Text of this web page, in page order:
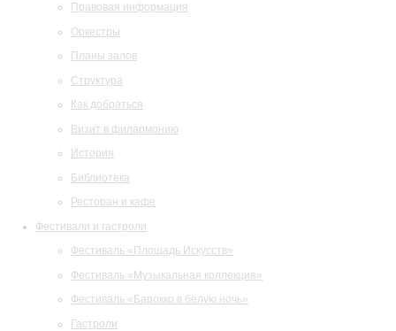
Правовая информация
Оркестры
Планы залов
Структура
Как добраться
Визит в филармонию
История
Библиотека
Ресторан и кафе
Фестивали и гастроли
Фестиваль «Площадь Искусств»
Фестиваль «Музыкальная коллекция»
Фестиваль «Барокко в белую ночь»
Гастроли